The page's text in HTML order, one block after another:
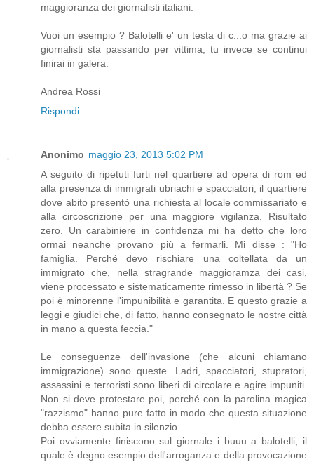
maggioranza dei giornalisti italiani.
Vuoi un esempio ? Balotelli e' un testa di c...o ma grazie ai
giornalisti sta passando per vittima, tu invece se continui
finirai in galera.
Andrea Rossi
Rispondi
Anonimo maggio 23, 2013 5:02 PM
A seguito di ripetuti furti nel quartiere ad opera di rom ed
alla presenza di immigrati ubriachi e spacciatori, il quartiere
dove abito presentò una richiesta al locale commissariato e
alla circoscrizione per una maggiore vigilanza. Risultato
zero. Un carabiniere in confidenza mi ha detto che loro
ormai neanche provano più a fermarli. Mi disse : "Ho
famiglia. Perché devo rischiare una coltellata da un
immigrato che, nella stragrande maggioramza dei casi,
viene processato e sistematicamente rimesso in libertà ? Se
poi è minorenne l'impunibilità e garantita. E questo grazie a
leggi e giudici che, di fatto, hanno consegnato le nostre città
in mano a questa feccia."
Le conseguenze dell'invasione (che alcuni chiamano
immigrazione) sono queste. Ladri, spacciatori, stupratori,
assassini e terroristi sono liberi di circolare e agire impuniti.
Non si deve protestare poi, perché con la parolina magica
"razzismo" hanno pure fatto in modo che questa situazione
debba essere subita in silenzio.
Poi ovviamente finiscono sul giornale i buuu a balotelli, il
quale è degno esempio dell'arroganza e della provocazione